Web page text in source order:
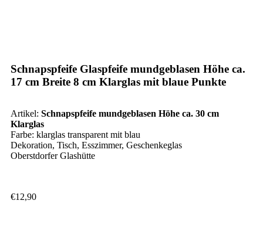
Schnapspfeife Glaspfeife mundgeblasen Höhe ca.
17 cm Breite 8 cm Klarglas mit blaue Punkte
Artikel: Schnapspfeife mundgeblasen Höhe ca. 30 cm
Klarglas
Farbe: klarglas transparent mit blau
Dekoration, Tisch, Esszimmer, Geschenkeglas
Oberstdorfer Glashütte
€12,90